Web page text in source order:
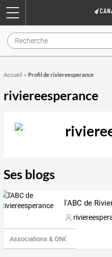
Accueil » Profil de riviereesperance
riviereesperance
Ses blogs
Associations & ONG